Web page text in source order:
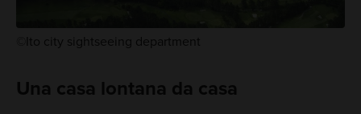
©Ito city sightseeing department
Una casa lontana da casa